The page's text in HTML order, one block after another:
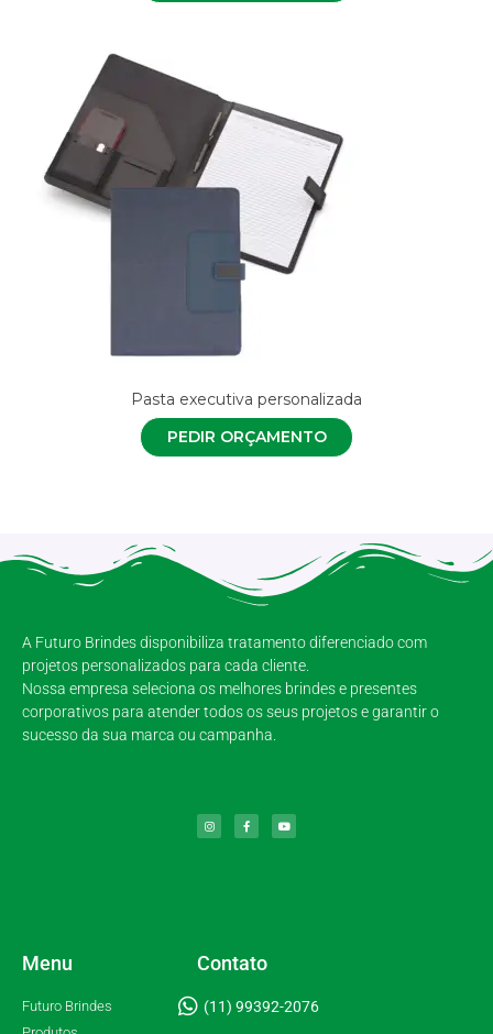
Pasta executiva personalizada
PEDIR ORÇAMENTO
A Futuro Brindes disponibiliza tratamento diferenciado com
projetos personalizados para cada cliente.
Nossa empresa seleciona os melhores brindes e presentes
corporativos para atender todos os seus projetos e garantir o
sucesso da sua marca ou campanha.
Menu
Futuro Brindes
Contato
(11) 99392-2076